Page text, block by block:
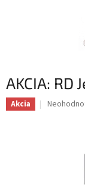
AKCIA: RD
Akcia
Priemerné